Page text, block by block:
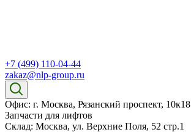
+7 (499) 110-04-44
zakaz@nlp-group.ru
Офис: г. Москва, Рязанский проспект, 10к18
Запчасти для лифтов
Склад: Москва, ул. Верхние Поля, 52 стр.1